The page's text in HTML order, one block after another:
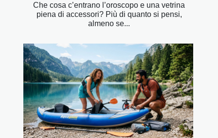
Che cosa c’entrano l’oroscopo e una vetrina
piena di accessori? Più di quanto si pensi,
almeno se...